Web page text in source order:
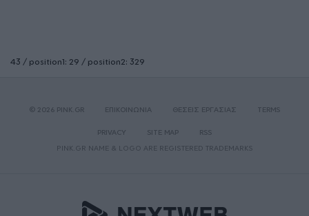
43 / position1: 29 / position2: 329
© 2026 PINK.GR ΕΠΙΚΟΙΝΩΝΙΑ ΘΕΣΕΙΣ ΕΡΓΑΣΙΑΣ TERMS
PRIVACY SITE MAP
RSS
PINK.GR NAME & LOGO ARE REGISTERED TRADEMARKS